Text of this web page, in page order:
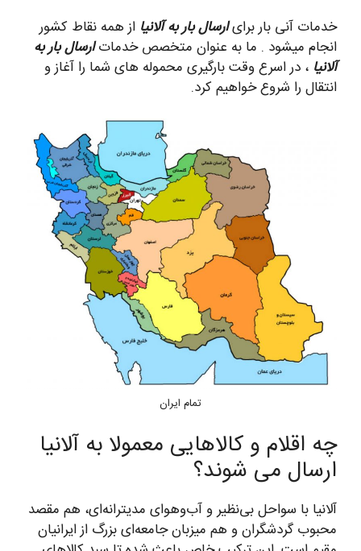
خدمات آنی بار برایارسال بار به آلانیا از همه نقاط کشور
انجام میشود . ما به عنوان متخصص خدماتارسال بار به
آلانیا ، در اسرع وقت بارگیری محموله های شما را آغاز و
انتقال را شروع خواهیم کرد.
تمام ایران
چه اقلام و کالاهایی معمولا به آلانیا
ارسال می شوند؟
آلانیا با سواحل بی‌نظیر و آب‌وهوای مدیترانه‌ای، هم مقصد
محبوب گردشگران و هم میزبان جامعه‌ای بزرگ از ایرانیان